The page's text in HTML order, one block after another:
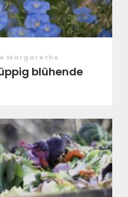
Margarethe
blühende